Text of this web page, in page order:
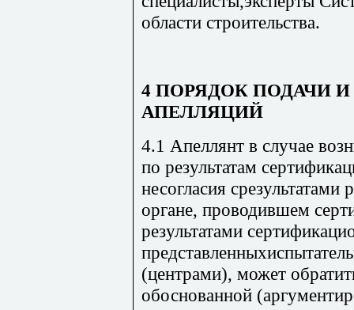
области строительства.
4 ПОРЯДОК ПОДАЧИ
АПЕЛЛЯЦИЙ
4.1 Апеллянт в случае
по результатам
несогласия
органе, проводившем
результатами
(центрами), может
обоснованной